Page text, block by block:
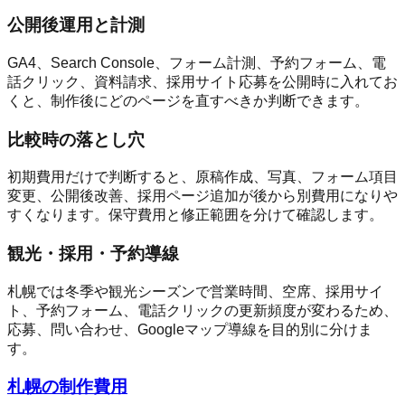
公開後運用と計測
GA4、Search Console、フォーム計測、予約フォーム、電
話クリック、資料請求、採用サイト応募を公開時に入れてお
くと、制作後にどのページを直すべきか判断できます。
比較時の落とし穴
初期費用だけで判断すると、原稿作成、写真、フォーム項目
変更、公開後改善、採用ページ追加が後から別費用になりや
すくなります。保守費用と修正範囲を分けて確認します。
観光・採用・予約導線
札幌では冬季や観光シーズンで営業時間、空席、採用サイ
ト、予約フォーム、電話クリックの更新頻度が変わるため、
応募、問い合わせ、Googleマップ導線を目的別に分けま
す。
札幌の制作費用